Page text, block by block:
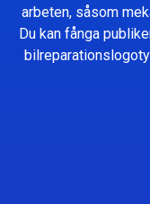
arbeten, såsom
Du kan fånga